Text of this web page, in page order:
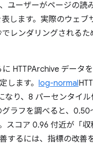
ユーザーがページの読
します。実際のウェブ
レンダリングされる
HTTPArchive データ
します。 log-normal
り、8 パーセンタイ
ラフを調べると、
スコア 0.96 付近が「
するには、指標の改善